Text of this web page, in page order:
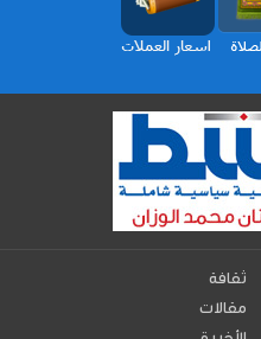
ثقافة
مقالات